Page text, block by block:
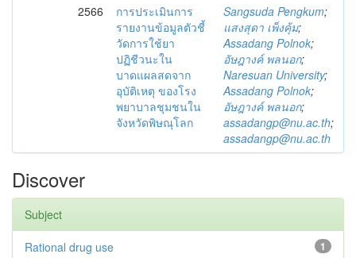
2566
การประเมินการ
รายงานข้อมูลตัวชี้
วัดการใช้ยา
ปฏิชีวนะใน
บาดแผลสดจาก
อุบัติเหตุ ของโรง
พยาบาลชุมชนใน
จังหวัดพิษณุโลก
Sangsuda Pengkum;
แสงสุดา เพ็งคุ้ม;
Assadang Polnok;
อัษฎางค์ พลนอก;
Naresuan University;
Assadang Polnok;
อัษฎางค์ พลนอก;
assadangp@nu.ac.th;
assadangp@nu.ac.th
Discover
Subject
1
Rational drug use